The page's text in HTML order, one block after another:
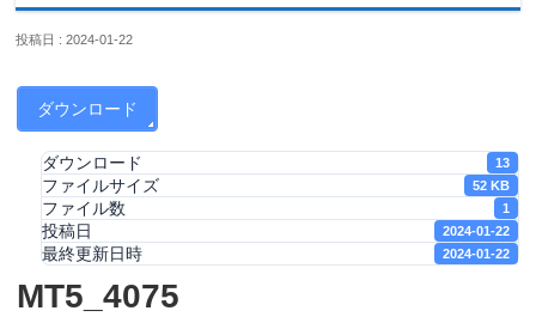
投稿日 : 2024-01-22
ダウンロード
ダウンロード 13
ファイルサイズ 52 KB
ファイル数 1
投稿日 2024-01-22
最終更新日時 2024-01-22
MT5_4075